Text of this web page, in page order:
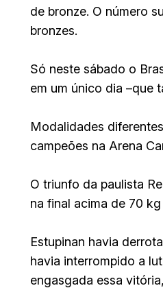
de bronze. O número
bronzes.
Só neste sábado o
em um único dia –que
Modalidades
campeões na Arena
O triunfo da paulista
na final acima de 70
Estupinan havia
havia interrompido a
engasgada essa